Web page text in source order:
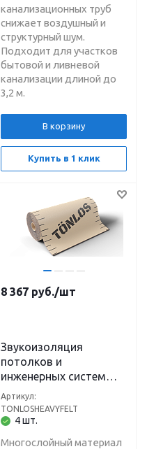
канализационных труб
снижает воздушный и
структурный шум.
Подходит для участков
бытовой и ливневой
канализации длиной до
3,2 м.
В корзину
Купить в 1 клик
8 367 руб./шт
Звукоизоляция
потолков и
инженерных систем
TONLOS HEAVY FELT
4 шт.
Артикул:
TONLOSHEAVYFELT
Многослойный материал